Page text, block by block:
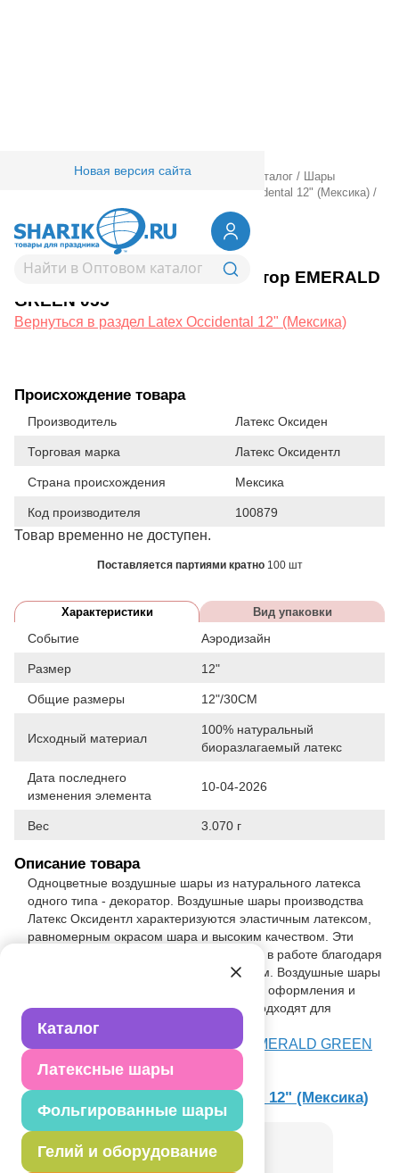
Каталог
Латексные шары
Фольгированные шары
Гелий и оборудование
Новая версия сайта
Товары для праздника/ Оптовый каталог /
Шары
Latex Occidental 12" (Мексика) /
М 12"/30см Декоратор EMERALD GREEN 055
1102-1932М 12"/30см Декоратор EMERALD
GREEN 055
Вернуться в раздел Latex Occidental 12" (Мексика)
Происхождение товара
Производитель Латекс Оксиден
Торговая марка Латекс Оксидентл
Страна происхождения Мексика
Код производителя 100879
Товар временно не доступен.
Поставляется партиями кратно 100 шт
Характеристики Вид упаковки
Событие Аэродизайн
Размер 12"
Общие размеры 12"/30СМ
Исходный материал
100% натуральный
биоразлагаемый латекс
Дата последнего
изменения элемента
10-04-2026
Вес 3.070 г
Описание товара
Одноцветные воздушные шары из натурального латекса
одного типа - декоратор. Воздушные шары производства
Латекс Оксидентл характеризуются эластичным латексом,
равномерным окрасом шара и высоким качеством. Эти
воздушные шары удобны оформителям в работе благодаря
хвостику, который растягивается до 20см. Воздушные шары
12"/30см Декоратор предназначены для оформления и
продажи в розницу, а также идеально подходят для
рекламной печати на воздушных шарах.
Посмотреть М 12"/30см Декоратор EMERALD GREEN
055 на Портале оптовых закупок
Товар из раздела Latex Occidental 12" (Мексика)